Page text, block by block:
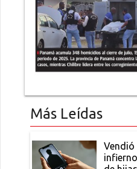
Más Leídas
Vendió